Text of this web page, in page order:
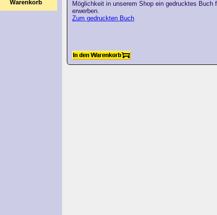
Möglichkeit in unserem Shop ein gedrucktes Buch
erwerben.
Zum gedruckten Buch
Warenkorb